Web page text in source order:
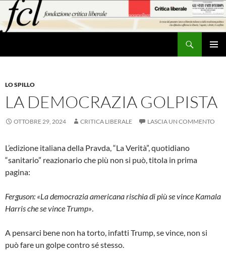
contenuto
LO SPILLO
LA DEMOCRAZIA GOLPISTA
OTTOBRE 29, 2024 CRITICA LIBERALE LASCIA UN COMMENTO
L’edizione italiana della Pravda, “La Verità”, quotidiano
“sanitario” reazionario che più non si può, titola in prima
pagina:
Ferguson: «La democrazia americana rischia di più se vince Kamala
Harris che se vince Trump»
A pensarci bene non ha torto, infatti Trump, se vince, non si
può fare un golpe contro sé stesso.